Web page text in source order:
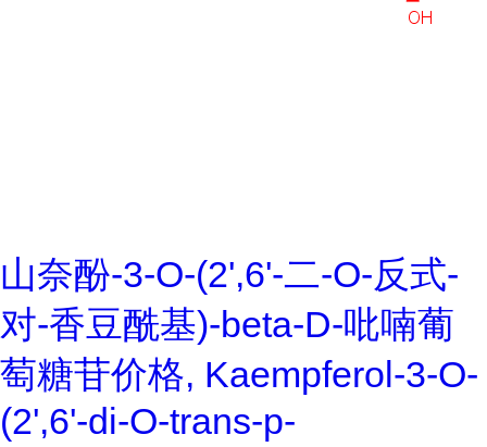
山奈酚-3-O-(2',6'-二-O-反式-
对-香豆酰基)-beta-D-吡喃葡
萄糖苷价格, Kaempferol-3-O-
(2',6'-di-O-trans-p-